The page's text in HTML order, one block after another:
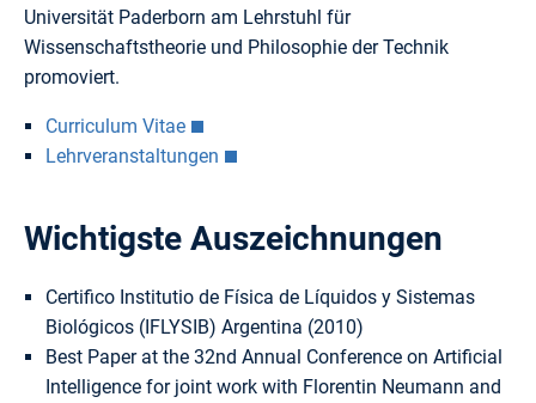
Universität Paderborn am Lehrstuhl für
Wissenschaftstheorie und Philosophie der Technik
promoviert.
Curriculum Vitae
Lehrveranstaltungen
Wichtigste Auszeichnungen
Certifico Institutio de Física de Líquidos y Sistemas
Biológicos (IFLYSIB) Argentina (2010)
Best Paper at the 32nd Annual Conference on Artificial
Intelligence for joint work with Florentin Neumann and